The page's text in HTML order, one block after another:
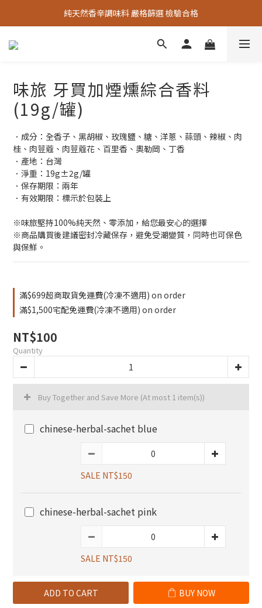
中秋烤肉必備【秘製烤肉粉】限時限量優惠中
純天然香辛調味料 嚴格篩選 檢驗合格
中秋烤肉必備【秘製烤肉粉】限時限量優惠中
味旅 牙買加煙燻綜合香料
(19g/罐)
．成分：全香子、黑胡椒、玫瑰鹽、糖、洋蔥、蒜頭、辣椒、肉
桂、肉荳蔻、肉荳蔻花、百里香、奧勒岡、丁香
．產地：台灣
．淨重：19g±2g/罐
．保存期限：兩年
．有效期限：標示於包裝上
※味旅堅持100%純天然、零添加，給您最安心的選擇
※商品購買後建議密封冷藏保存，避免受潮變質，同時也可保色
與保鮮。
滿$699超商取貨免運費(冷凍不適用) on order
滿$1,500宅配免運費(冷凍不適用) on order
NT$100
Quantity
Buy Together and Save More (At most 1 item(s))
chinese-herbal-sachet blue
SALE NT$150
chinese-herbal-sachet pink
SALE NT$150
ADD TO CART BUY NOW